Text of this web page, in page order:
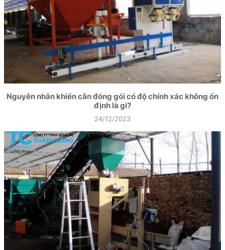
Nguyên nhân khiến cân đóng gói có độ chính xác không ổn
định là gì?
24/12/2023